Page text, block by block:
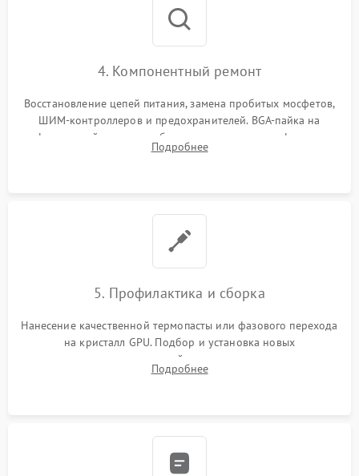
4. Компонентный ремонт
Восстановление цепей питания, замена пробитых мосфетов,
ШИМ-контроллеров и предохранителей. BGA-пайка на
инфракрасной станции реболлинг или замена графического
чипа и дефектной памяти GDDR. Прошивка BIOS
Подробнее
5. Профилактика и сборка
Нанесение качественной термопасты или фазового перехода
на кристалл GPU. Подбор и установка новых
термопрокладок правильной толщины на память и цепи
питания. Монтаж радиатора и бэкплейта, подключение и
Подробнее